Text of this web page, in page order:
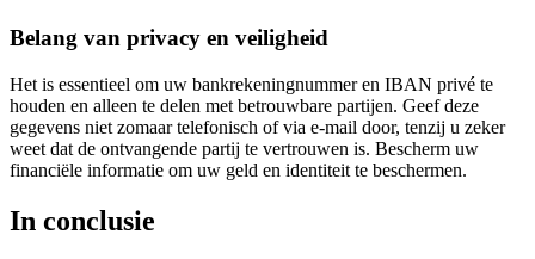
Belang van privacy en veiligheid
Het is essentieel om uw bankrekeningnummer en IBAN privé te
houden en alleen te delen met betrouwbare partijen. Geef deze
gegevens niet zomaar telefonisch of via e-mail door, tenzij u zeker
weet dat de ontvangende partij te vertrouwen is. Bescherm uw
financiële informatie om uw geld en identiteit te beschermen.
In conclusie